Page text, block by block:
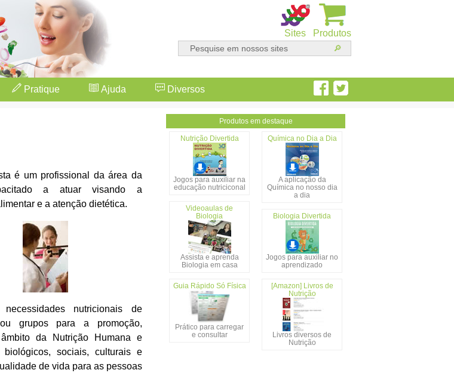
Produtos
Sites
Pratique Ajuda Diversos
é um profissional da área da
a atuar visando a
e a atenção dietética.
nutricionais de
grupos para a promoção,
da Nutrição Humana e
biológicos, sociais, culturais e
de vida para as pessoas
Produtos em destaque
Nutrição Divertida
Jogos para auxiliar na
educação nutriciconal
Química no Dia a Dia
A aplicação da
Química no nosso dia
a dia
Videoaulas de
Biologia
Assista e aprenda
Biologia em casa
Biologia Divertida
Jogos para auxiliar no
aprendizado
Guia Rápido Só Física
Prático para carregar
e consultar
[Amazon] Livros de
Nutrição
Livros diversos de
Nutrição